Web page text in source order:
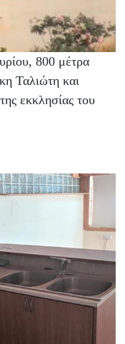
800 μέτρα
Ταλιώτη και
εκκλησίας του